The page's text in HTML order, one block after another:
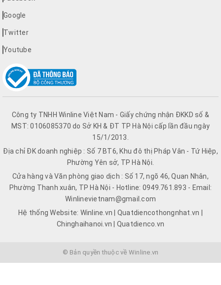
Google
Twitter
Youtube
Công ty TNHH Winline Việt Nam - Giấy chứng nhận ĐKKD số &
MST: 0106085370 do Sở KH & ĐT TP Hà Nội cấp lần đầu ngày
15/1/2013.
Địa chỉ ĐK doanh nghiệp : Số 7 BT6, Khu đô thị Pháp Vân - Tứ Hiệp,
Phường Yên sở, TP Hà Nội.
Cửa hàng và Văn phòng giao dịch : Số 17, ngõ 46, Quan Nhân,
Phường Thanh xuân, TP Hà Nội - Hotline: 0949.761.893 - Email:
Winlinevietnam@gmail.com
Hệ thống Website: Winline.vn | Quatdiencothongnhat.vn |
Chinghaihanoi.vn | Quatdienco.vn
© Bản quyền thuộc về Winline.vn